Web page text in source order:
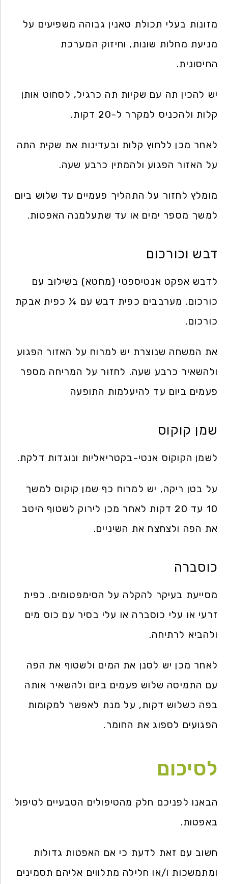
מזונות בעלי תכולת טאנין גבוהה משפיעים על
מניעת מחלות שונות, וחיזוק המערכת
החיסונית.
יש להכין תה עם שקיות תה כרגיל, לסחוט אותן
קלות ולהכניס למקרר ל-20 דקות.
לאחר מכן ללחוץ קלות ובעדינות את שקית התה
על האזור הפגוע ולהמתין כרבע שעה.
מומלץ לחזור על התהליך פעמיים עד שלוש ביום
למשך מספר ימים או עד שתעלמנה האפטות.
דבש וכורכום
לדבש אפקט אנטיספטי (מחטא) בשילוב עם
כורכום. מערבבים כפית דבש עם ¼ כפית אבקת
כורכום.
את המשחה שנוצרת יש למרוח על האזור הפגוע
ולהשאיר כרבע שעה. לחזור על המריחה מספר
פעמים ביום עד להיעלמות התופעה
שמן קוקוס
לשמן הקוקוס אנטי-בקטריאליות ונוגדות דלקת.
על בטן ריקה, יש למרוח כף שמן קוקוס למשך
10 עד 20 דקות לאחר מכן לירוק לשטוף היטב
את הפה ולצחצח את השיניים.
כוסברה
מסייעת בעיקר להקלה על הסימפטומים. כפית
זרעי או עלי כוסברה או עלי בסיר עם כוס מים
ולהביא לרתיחה.
לאחר מכן יש לסנן את המים ולשטוף את הפה
עם התמיסה שלוש פעמים ביום ולהשאיר אותה
בפה כשלוש דקות, על מנת לאפשר למקומות
הפגועים לספוג את החומר.
לסיכום
הבאנו לפניכם חלק מהטיפולים הטבעיים לטיפול
באפטות.
חשוב עם זאת לדעת כי אם האפטות גדולות
ומתמשכות ו/או חלילה מתלווים אליהם תסמינים